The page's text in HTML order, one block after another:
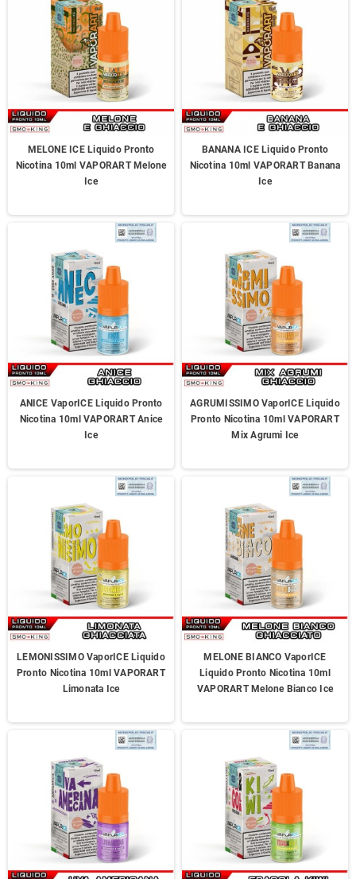
MELONE ICE Liquido Pronto
Nicotina 10ml VAPORART Melone
Ice
BANANA ICE Liquido Pronto
Nicotina 10ml VAPORART Banana
Ice
ANICE VaporICE Liquido Pronto
Nicotina 10ml VAPORART Anice
Ice
AGRUMISSIMO VaporICE Liquido
Pronto Nicotina 10ml VAPORART
Mix Agrumi Ice
LEMONISSIMO VaporICE Liquido
Pronto Nicotina 10ml VAPORART
Limonata Ice
MELONE BIANCO VaporICE
Liquido Pronto Nicotina 10ml
VAPORART Melone Bianco Ice